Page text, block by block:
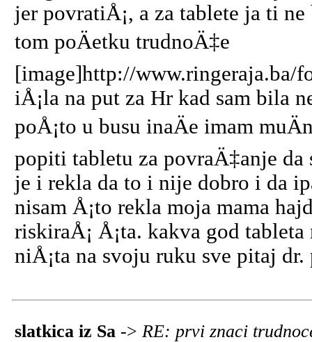
jer povratiÅ¡, a za tablete ja ti
tom poÄetku trudnoÄ‡e
[image]http://www.ringeraja.ba/
iÅ¡la na put za Hr kad sam bila
poÅ¡to u busu inaÄe imam
popiti tabletu za povraÄ‡anje
je i rekla da to i nije dobro i da
nisam Å¡to rekla moja mama
riskiraÅ¡ Å¡ta. kakva god
niÅ¡ta na svoju ruku sve pitaj dr.
slatkica iz Sa -> RE: prvi znaci